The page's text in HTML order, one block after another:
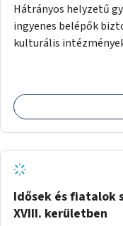
Hátrányos helyzetű
ingyenes belépők
kulturális
Idősek és fiatalok
XVIII. kerületben